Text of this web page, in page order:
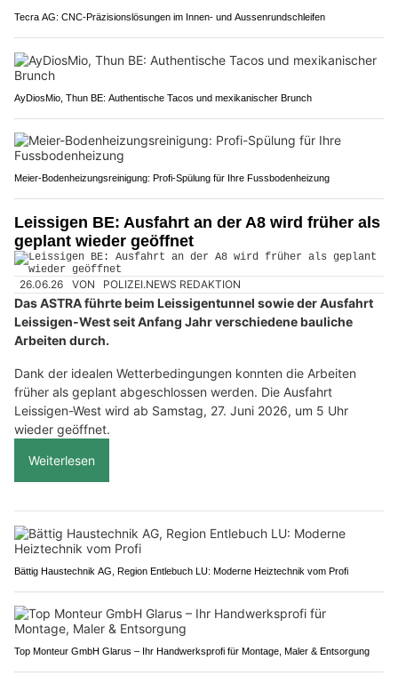
Tecra AG: CNC-Präzisionslösungen im Innen- und Aussenrundschleifen
AyDiosMio, Thun BE: Authentische Tacos und mexikanischer Brunch
Meier-Bodenheizungsreinigung: Profi-Spülung für Ihre Fussbodenheizung
Leissigen BE: Ausfahrt an der A8 wird früher als
geplant wieder geöffnet
26.06.26 VON POLIZEI.NEWS REDAKTION
Das ASTRA führte beim Leissigentunnel sowie der Ausfahrt
Leissigen-West seit Anfang Jahr verschiedene bauliche
Arbeiten durch.
Dank der idealen Wetterbedingungen konnten die Arbeiten
früher als geplant abgeschlossen werden. Die Ausfahrt
Leissigen-West wird ab Samstag, 27. Juni 2026, um 5 Uhr
wieder geöffnet.
Weiterlesen
Bättig Haustechnik AG, Region Entlebuch LU: Moderne Heiztechnik vom Profi
Top Monteur GmbH Glarus – Ihr Handwerksprofi für Montage, Maler & Entsorgung